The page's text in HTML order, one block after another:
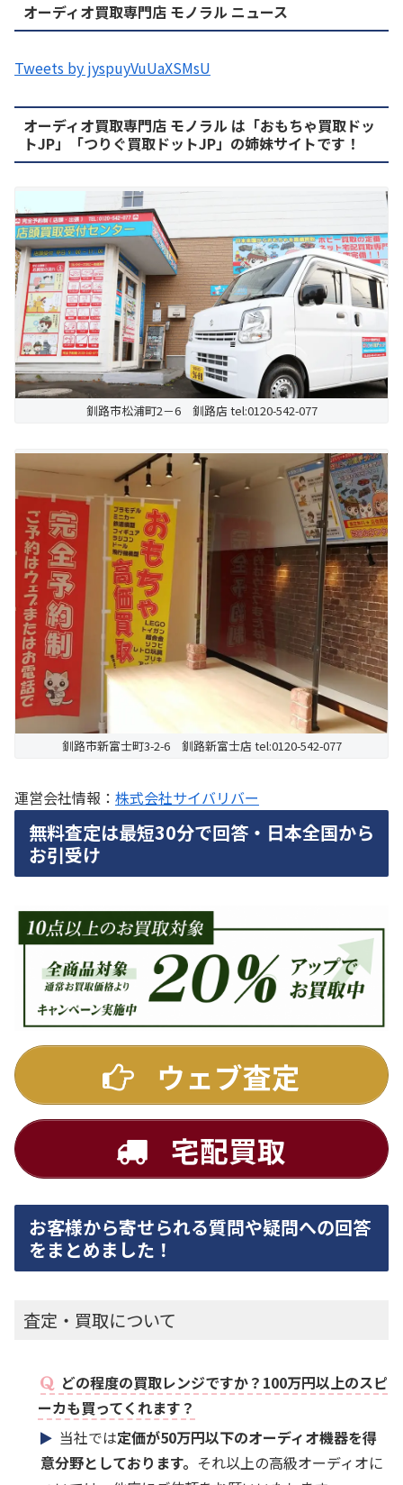
オーディオ買取専門店 モノラル ニュース
Tweets by jyspuyVuUaXSMsU
オーディオ買取専門店 モノラル は「おもちゃ買取ドッ
トJP」「つりぐ買取ドットJP」の姉妹サイトです！
釧路市松浦町2－6 釧路店 tel:0120-542-077
釧路市新富士町3-2-6 釧路新富士店 tel:0120-542-077
運営会社情報： 株式会社サイバリバー
無料査定は最短30分で回答・日本全国から
お引受け
ウェブ査定
宅配買取
お客様から寄せられる質問や疑問への回答
をまとめました！
査定・買取について
どの程度の買取レンジですか？100万円以上のスピ
ーカも買ってくれます？
当社では定価が50万円以下のオーディオ機器を得
意分野としております。 それ以上の高級オーディオに